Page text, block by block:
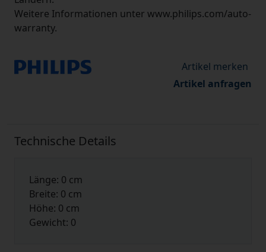
Weitere Informationen unter www.philips.com/auto-
warranty.
Artikel anfragen
Technische Details
Länge: 0 cm
Breite: 0 cm
Höhe: 0 cm
Gewicht: 0